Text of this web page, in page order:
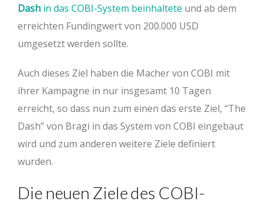
Dash in das COBI-System beinhaltete und ab dem
erreichten Fundingwert von 200.000 USD
umgesetzt werden sollte.
Auch dieses Ziel haben die Macher von COBI mit
ihrer Kampagne in nur insgesamt 10 Tagen
erreicht, so dass nun zum einen das erste Ziel, “The
Dash” von Bragi in das System von COBI eingebaut
wird und zum anderen weitere Ziele definiert
wurden.
Die neuen Ziele des COBI-